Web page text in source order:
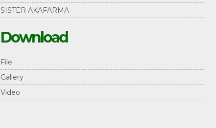
SISTER AKAFARMA
Download
File
Gallery
Video